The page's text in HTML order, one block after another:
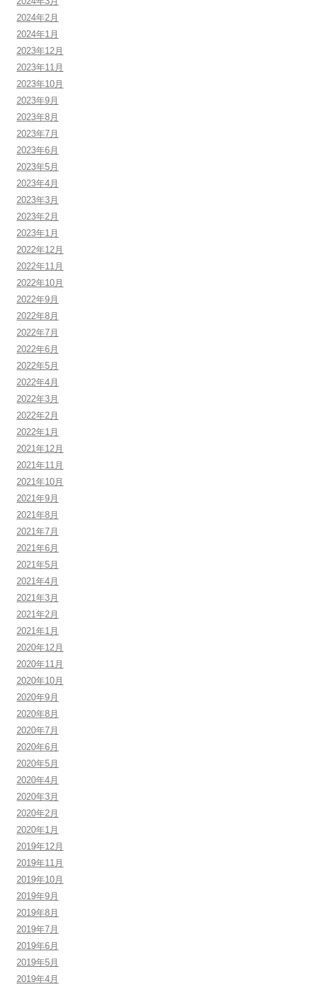
2024年2月
2024年1月
2023年12月
2023年11月
2023年10月
2023年9月
2023年8月
2023年7月
2023年6月
2023年5月
2023年4月
2023年3月
2023年2月
2023年1月
2022年12月
2022年11月
2022年10月
2022年9月
2022年8月
2022年7月
2022年6月
2022年5月
2022年4月
2022年3月
2022年2月
2022年1月
2021年12月
2021年11月
2021年10月
2021年9月
2021年8月
2021年7月
2021年6月
2021年5月
2021年4月
2021年3月
2021年2月
2021年1月
2020年12月
2020年11月
2020年10月
2020年9月
2020年8月
2020年7月
2020年6月
2020年5月
2020年4月
2020年3月
2020年2月
2020年1月
2019年12月
2019年11月
2019年10月
2019年9月
2019年8月
2019年7月
2019年6月
2019年5月
2019年4月